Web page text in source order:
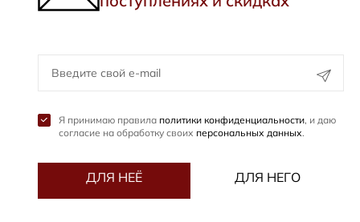
Я принимаю правила политики конфиденциальности, и даю
согласие на обработку своих персональных данных.
ДЛЯ НЕЁ ДЛЯ НЕГО